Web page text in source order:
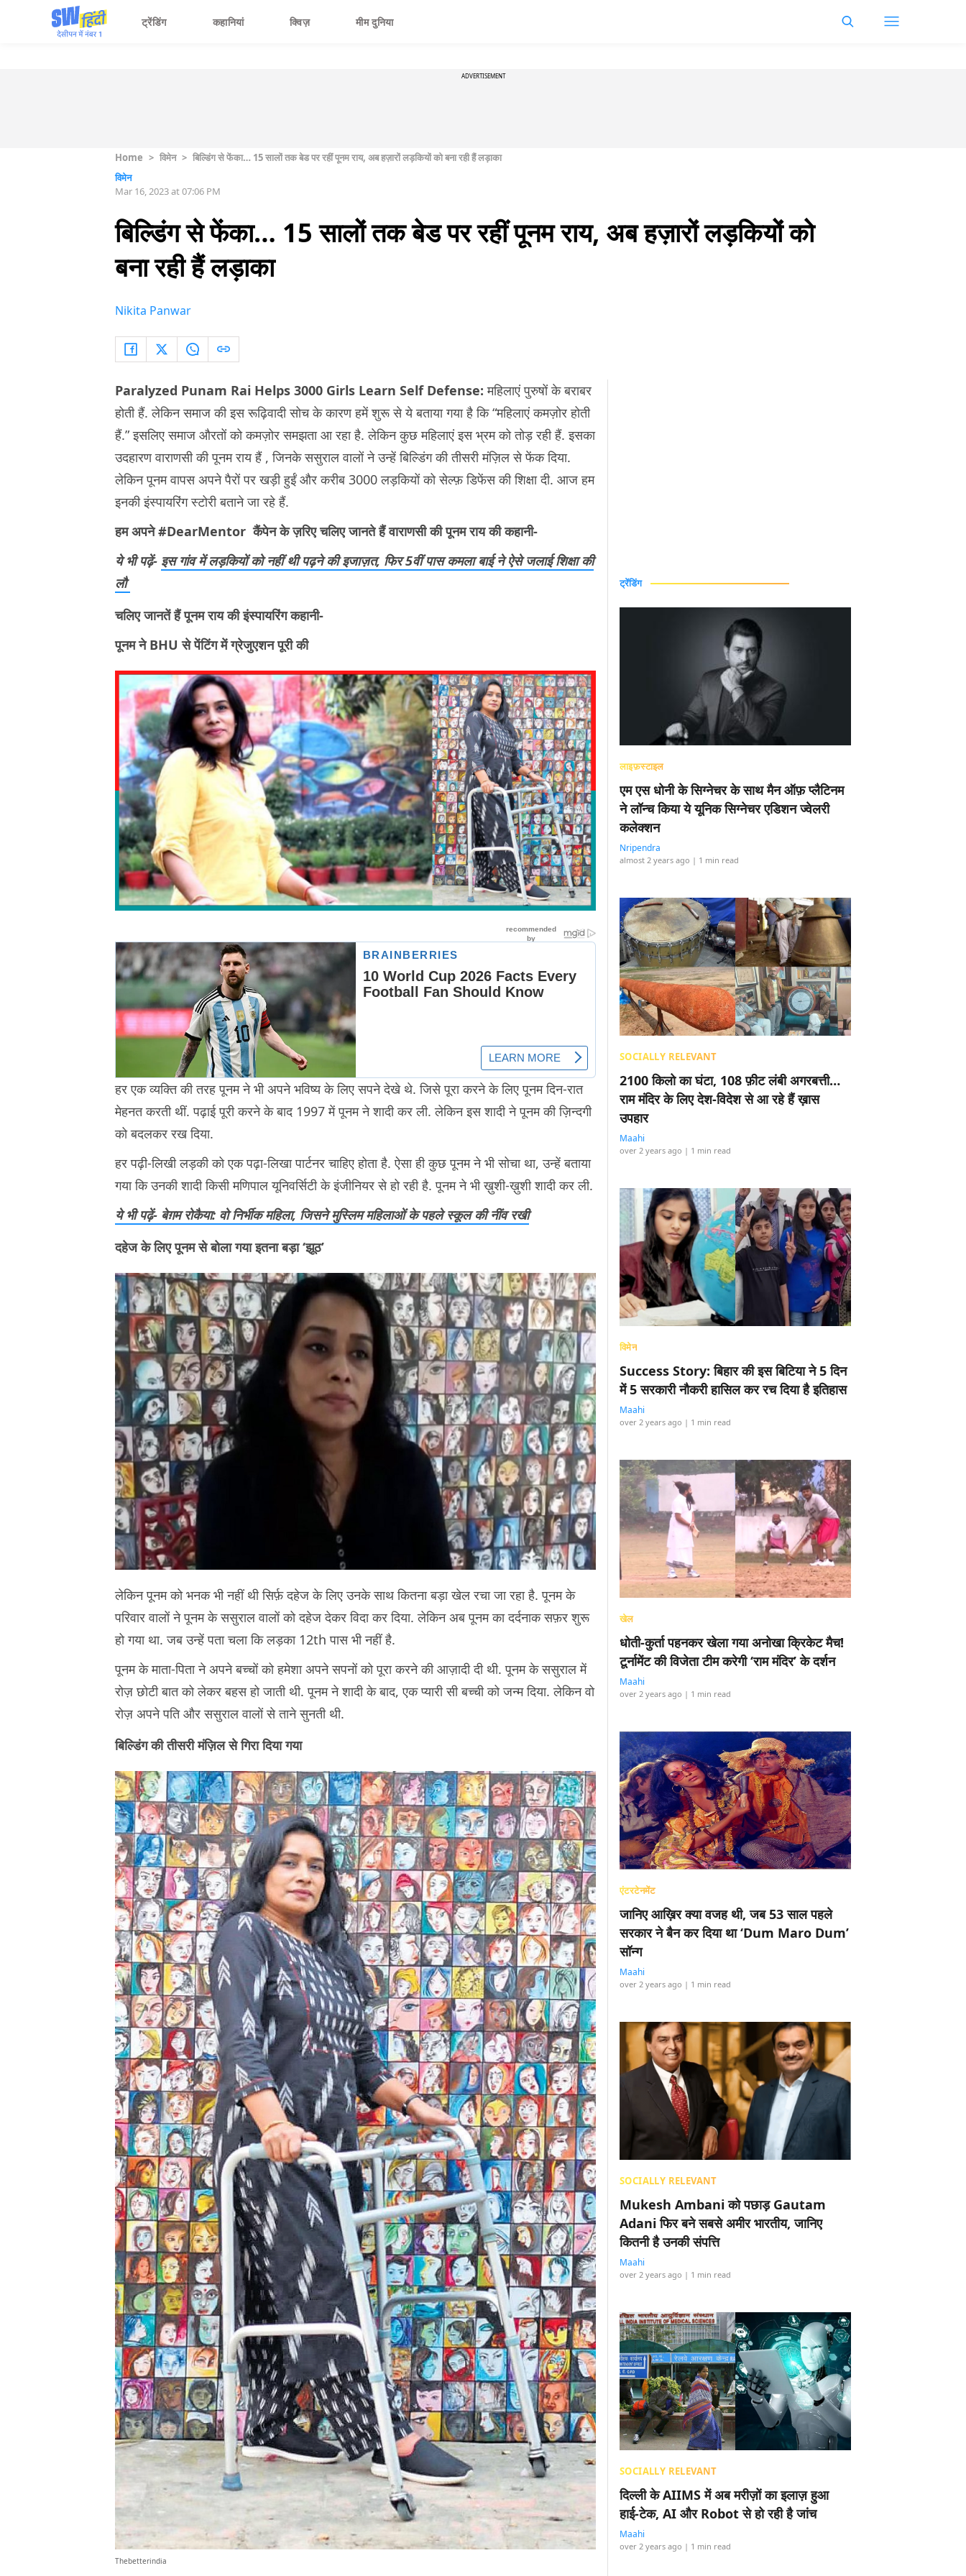
ट्रेंडिंग कहानियां क्विज़ मीम दुनिया
ADVERTISEMENT
Home > विमेन > बिल्डिंग से फेंका… 15 सालों तक बेड पर रहीं पूनम राय, अब हज़ारों लड़कियों को बना रही हैं लड़ाका
विमेन
Mar 16, 2023 at 07:06 PM
बिल्डिंग से फेंका… 15 सालों तक बेड पर रहीं पूनम राय, अब हज़ारों लड़कियों को
बना रही हैं लड़ाका
Nikita Panwar
Paralyzed Punam Rai Helps 3000 Girls Learn Self Defense: महिलाएं पुरुषों के बराबर
होती हैं. लेकिन समाज की इस रूढ़िवादी सोच के कारण हमें शुरू से ये बताया गया है कि “महिलाएं कमज़ोर होती
हैं.” इसलिए समाज औरतों को कमज़ोर समझता आ रहा है. लेकिन कुछ महिलाएं इस भ्रम को तोड़ रही हैं. इसका
उदहारण वाराणसी की पूनम राय हैं , जिनके ससुराल वालों ने उन्हें बिल्डिंग की तीसरी मंज़िल से फेंक दिया.
लेकिन पूनम वापस अपने पैरों पर खड़ी हुईं और करीब 3000 लड़कियों को सेल्फ़ डिफेंस की शिक्षा दी. आज हम
इनकी इंस्पायरिंग स्टोरी बताने जा रहे हैं.
हम अपने #DearMentor कैंपेन के ज़रिए चलिए जानते हैं वाराणसी की पूनम राय की कहानी-
ये भी पढ़ें- इस गांव में लड़कियों को नहीं थी पढ़ने की इजाज़त, फिर 5वीं पास कमला बाई ने ऐसे जलाई शिक्षा की
लौ
चलिए जानतें हैं पूनम राय की इंस्पायरिंग कहानी-
पूनम ने BHU से पेंटिंग में ग्रेजुएशन पूरी की
हर एक व्यक्ति की तरह पूनम ने भी अपने भविष्य के लिए सपने देखे थे. जिसे पूरा करने के लिए पूनम दिन-रात
मेहनत करती थीं. पढ़ाई पूरी करने के बाद 1997 में पूनम ने शादी कर ली. लेकिन इस शादी ने पूनम की ज़िन्दगी
को बदलकर रख दिया.
हर पढ़ी-लिखी लड़की को एक पढ़ा-लिखा पार्टनर चाहिए होता है. ऐसा ही कुछ पूनम ने भी सोचा था, उन्हें बताया
गया कि उनकी शादी किसी मणिपाल यूनिवर्सिटी के इंजीनियर से हो रही है. पूनम ने भी ख़ुशी-ख़ुशी शादी कर ली.
ये भी पढ़ें- बेग़म रोकैया: वो निर्भीक महिला, जिसने मुस्लिम महिलाओं के पहले स्कूल की नींव रखी
दहेज के लिए पूनम से बोला गया इतना बड़ा ‘झूठ’
लेकिन पूनम को भनक भी नहीं थी सिर्फ़ दहेज के लिए उनके साथ कितना बड़ा खेल रचा जा रहा है. पूनम के
परिवार वालों ने पूनम के ससुराल वालों को दहेज देकर विदा कर दिया. लेकिन अब पूनम का दर्दनाक सफ़र शुरू
हो गया था. जब उन्हें पता चला कि लड़का 12th पास भी नहीं है.
पूनम के माता-पिता ने अपने बच्चों को हमेशा अपने सपनों को पूरा करने की आज़ादी दी थी. पूनम के ससुराल में
रोज़ छोटी बात को लेकर बहस हो जाती थी. पूनम ने शादी के बाद, एक प्यारी सी बच्ची को जन्म दिया. लेकिन वो
रोज़ अपने पति और ससुराल वालों से ताने सुनती थी.
बिल्डिंग की तीसरी मंज़िल से गिरा दिया गया
Thebetterindia
ट्रेंडिंग
लाइफ़स्टाइल
एम एस धोनी के सिग्नेचर के साथ मैन ऑफ़ प्लैटिनम
ने लॉन्च किया ये यूनिक सिग्नेचर एडिशन ज्वेलरी
कलेक्शन
Nripendra
almost 2 years ago | 1 min read
SOCIALLY RELEVANT
2100 किलो का घंटा, 108 फ़ीट लंबी अगरबत्ती…
राम मंदिर के लिए देश-विदेश से आ रहे हैं ख़ास
उपहार
Maahi
over 2 years ago | 1 min read
विमेन
Success Story: बिहार की इस बिटिया ने 5 दिन
में 5 सरकारी नौकरी हासिल कर रच दिया है इतिहास
Maahi
over 2 years ago | 1 min read
खेल
धोती-कुर्ता पहनकर खेला गया अनोखा क्रिकेट मैच!
टूर्नामेंट की विजेता टीम करेगी ‘राम मंदिर’ के दर्शन
Maahi
over 2 years ago | 1 min read
एंटरटेनमेंट
जानिए आख़िर क्या वजह थी, जब 53 साल पहले
सरकार ने बैन कर दिया था ‘Dum Maro Dum’
सॉन्ग
Maahi
over 2 years ago | 1 min read
SOCIALLY RELEVANT
Mukesh Ambani को पछाड़ Gautam
Adani फिर बने सबसे अमीर भारतीय, जानिए
कितनी है उनकी संपत्ति
Maahi
over 2 years ago | 1 min read
SOCIALLY RELEVANT
दिल्ली के AIIMS में अब मरीज़ों का इलाज़ हुआ
हाई-टेक, AI और Robot से हो रही है जांच
Maahi
over 2 years ago | 1 min read